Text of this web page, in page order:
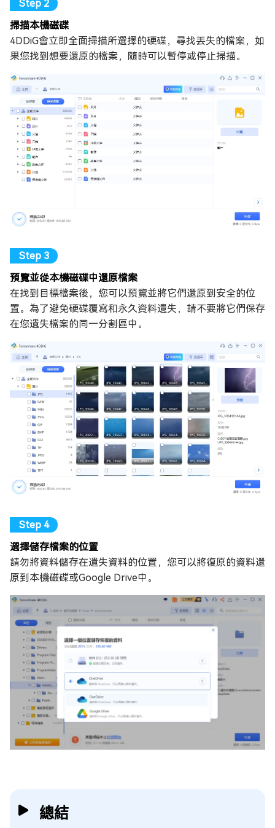
掃描本機磁碟
4DDiG會立即全面掃描所選擇的硬碟，尋找丟失的檔案，如
果您找到想要還原的檔案，隨時可以暫停或停止掃描。
預覽並從本機磁碟中還原檔案
在找到目標檔案後，您可以預覽並將它們還原到安全的位
置。為了避免硬碟覆寫和永久資料遺失，請不要將它們保存
在您遺失檔案的同一分割區中。
選擇儲存檔案的位置
請勿將資料儲存在遺失資料的位置，您可以將復原的資料還
原到本機磁碟或Google Drive中。
總結